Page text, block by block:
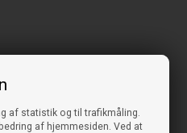
af statistik og til trafikmåling.
af hjemmesiden. Ved at